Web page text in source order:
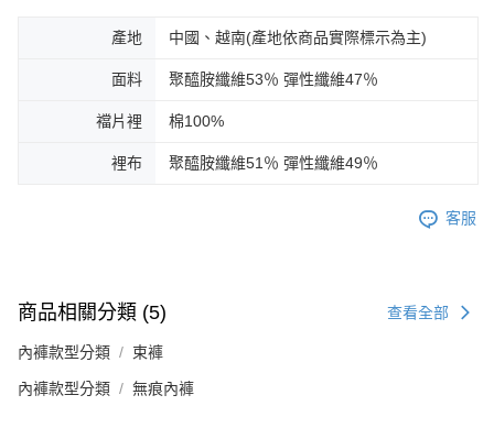
產地 中國、越南(產地依商品實際標示為主)
面料 聚醯胺纖維53％ 彈性纖維47％
襠片裡 棉100%
裡布 聚醯胺纖維51％ 彈性纖維49％
客服
商品相關分類 (5) 查看全部
內褲款型分類 束褲
內褲款型分類 無痕內褲